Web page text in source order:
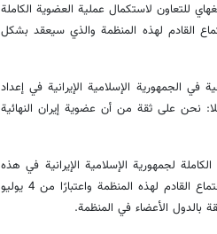
للتعاون لاستكمال عملية العضوية الكاملة
القادم لهذه المنظمة والذي سيعقد بشكل
في الجمهورية الإسلامية الإيرانية في إعداد
نحن على ثقة من أن عضوية إيران النهائية
لجمهورية الإسلامية الإيرانية في هذه
المنظمة وأكد: سيتم الإعلان عن العضوية الكاملة لإيران رسميًا في الاجتماع القادم لهذه المنظمة واعتبارًا من 4 يوليو